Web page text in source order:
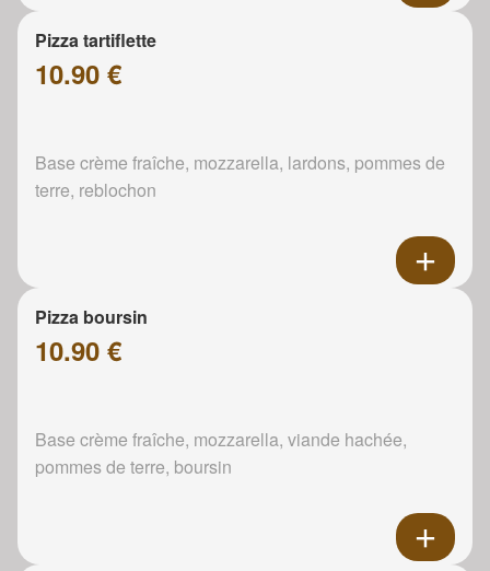
Pizza tartiflette
10.90 €
Base crème fraîche, mozzarella, lardons, pommes de
terre, reblochon
Pizza boursin
10.90 €
Base crème fraîche, mozzarella, viande hachée,
pommes de terre, boursin